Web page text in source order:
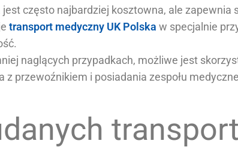
jest często najbardziej kosztowna, ale zapewnia
transport medyczny UK Polska w specjalnie
naglących przypadkach, możliwe jest
przewoźnikiem i posiadania zespołu